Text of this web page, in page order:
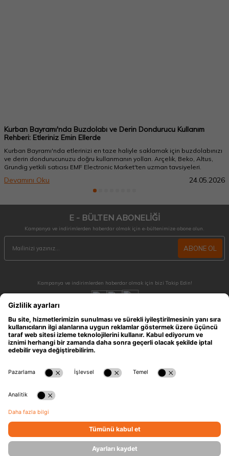
Kurban Bayramı'nda Buzdolabı ve Derin Dondurucu Kullanım
Rehberi: Etleriniz Emin Ellerde
Kurban Bayramı'nda etlerinizi en taze haliyle saklamak için buzdolabınızı
ve derin dondurucunuzu doğru kullanmanın yolları. Arçelik, Beko, Altus,
Grundig yetkili satıcısı EMF Electronic Market'ten uzman tavsiyeleri.
Devamını Oku 24.05.2026
E - BÜLTEN ABONELİĞİ
Kampanya ve indirimlerden haberdar olmak için e-bültenimize abone olun.
ABONE OL
Kampanya ve indirimlerden haberdar olmak için bizi Takip Edin!
MÜŞTERİ HİZMETLERİ
Hafta içi 09:30 - 18:30 / Hafta sonu 10:00 - 17:00 arası merak ettiğiniz tüm sorular ve
siparişleriniz için ulaşabilirsiniz.
ÖNEMLİ BİLGİLER
HIZLI ERİŞİM
KATEGORİLER
İLETİŞİM